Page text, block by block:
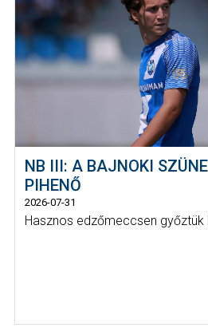
NB III: A BAJNOKI
PIHENŐ
2026-07-31
Hasznos edzőmeccsen győztük